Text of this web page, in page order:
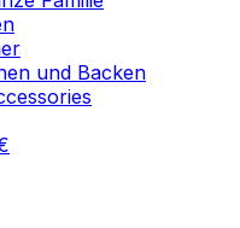
und Backen